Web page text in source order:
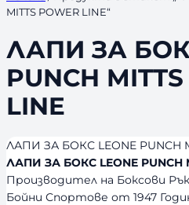
MITTS POWER LINE“
ЛАПИ ЗА
PUNCH
LINE
ЛАПИ ЗА БОКС LEONE PUNCH
ЛАПИ ЗА БОКС LEONE PUNCH
Производител на Боксови
Бойни Спортове от 1947